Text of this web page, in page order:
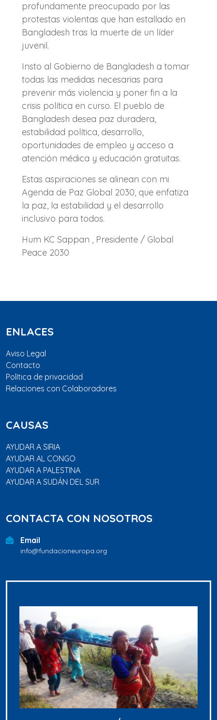
profundamente preocupado por las
protestas violentas que han estallado en
Bangladesh tras la muerte de un líder
juvenil.
Insto al Gobierno de Bangladesh a tomar
todas las medidas necesarias para
prevenir más violencia y poner fin a la
crisis política en curso. El pueblo de
Bangladesh desea paz duradera,
estabilidad política, desarrollo,
oportunidades de empleo y acceso a
atención médica y educación gratuitas.
Estas aspiraciones se alinean con mi
Agenda de Paz Global 2030, que enfatiza
la paz, la estabilidad y el desarrollo
inclusivo para todos.
Hum KC Sappan , Presidente / Global
Peace 2030
ENLACES
Aviso Legal
Contacto
Política de privacidad
Relaciones con Colaboradores
CAUSAS
AYUDAR A SIRIA
AYUDAR AL CONGO
AYUDAR A PALESTINA
AYUDAR A SUDÁN DEL SUR
CONTACTA CON NOSOTROS
Email
info@fundacioneuropa.org